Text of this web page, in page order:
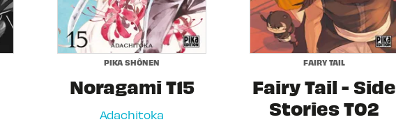
PIKA SHÔNEN
Noragami T15
Adachitoka
FAIRY TAIL
Fairy Tail - Side
Stories T02